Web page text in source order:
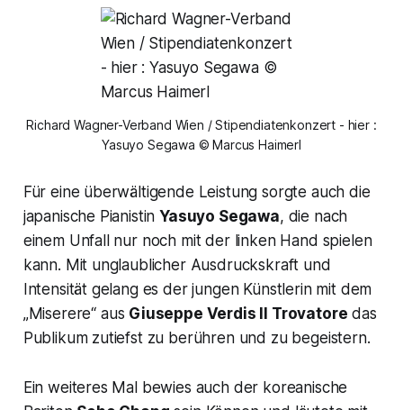
Richard Wagner-Verband Wien / Stipendiatenkonzert - hier :
Yasuyo Segawa © Marcus Haimerl
Für eine überwältigende Leistung sorgte auch die
japanische PianistinYasuyo Segawa, die nach
einem Unfall nur noch mit der linken Hand spielen
kann. Mit unglaublicher Ausdruckskraft und
Intensität gelang es der jungen Künstlerin mit dem
„Miserere“ aus Giuseppe Verdis Il Trovatore das
Publikum zutiefst zu berühren und zu begeistern.
Ein weiteres Mal bewies auch der koreanische